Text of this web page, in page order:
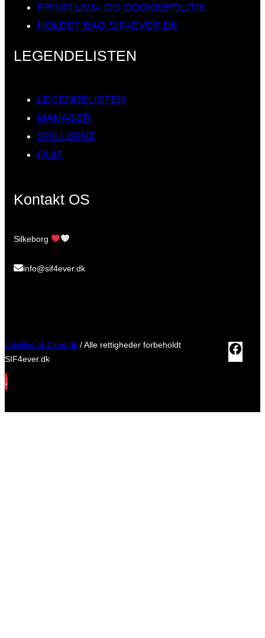
PRIVATLIVS- OG COOKIEPOLITIK
HOLDET BAG SIF4EVER.DK
LEGENDELISTEN
LEGENDELISTEN
MANAGER
SPILLERNE
QUIZ
Kontakt OS
Silkeborg
info@sif4ever.dk
Udviklet af JJnet.dk / Alle rettigheder forbeholdt
SIF4ever.dk
.